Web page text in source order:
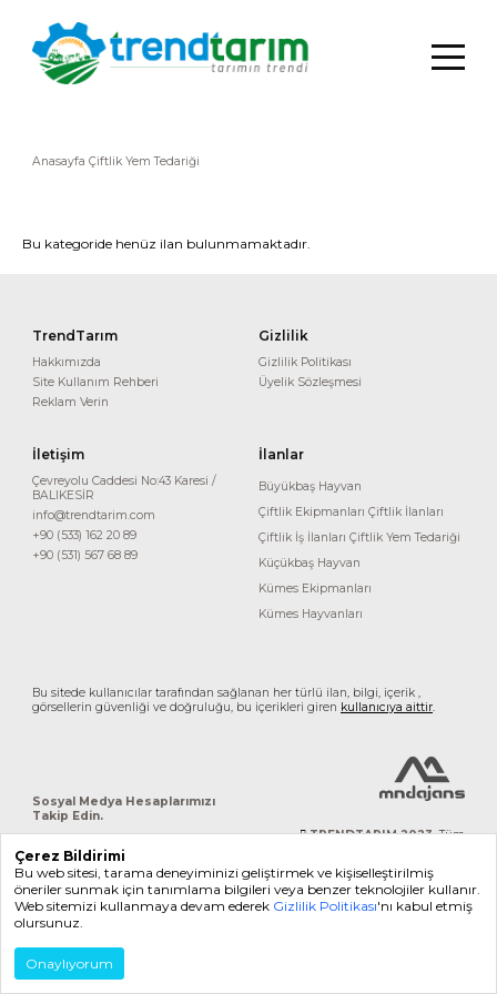
Anasayfa Çiftlik Yem Tedariği
Bu kategoride henüz ilan bulunmamaktadır.
TrendTarım
Hakkımızda
Site Kullanım Rehberi
Reklam Verin
Gizlilik
Gizlilik Politikası
Üyelik Sözleşmesi
İletişim
Çevreyolu Caddesi No:43 Karesi /
BALIKESİR
info@trendtarim.com
+90 (533) 162 20 89
+90 (531) 567 68 89
İlanlar
Büyükbaş Hayvan
Çiftlik Ekipmanları Çiftlik İlanları
Çiftlik İş İlanları Çiftlik Yem Tedariği
Küçükbaş Hayvan
Kümes Ekipmanları
Kümes Hayvanları
Bu sitede kullanıcılar tarafından sağlanan her türlü ilan, bilgi, içerik ,
görsellerin güvenliği ve doğruluğu, bu içerikleri giren kullanıcıya aittir.
Sosyal Medya Hesaplarımızı
Takip Edin.
TRENDTARIM 2023.Tüm
Çerez Bildirimi
Bu web sitesi, tarama deneyiminizi geliştirmek ve kişiselleştirilmiş
öneriler sunmak için tanımlama bilgileri veya benzer teknolojiler kullanır.
Web sitemizi kullanmaya devam ederek Gizlilik Politikası'nı kabul etmiş
olursunuz.
Onaylıyorum